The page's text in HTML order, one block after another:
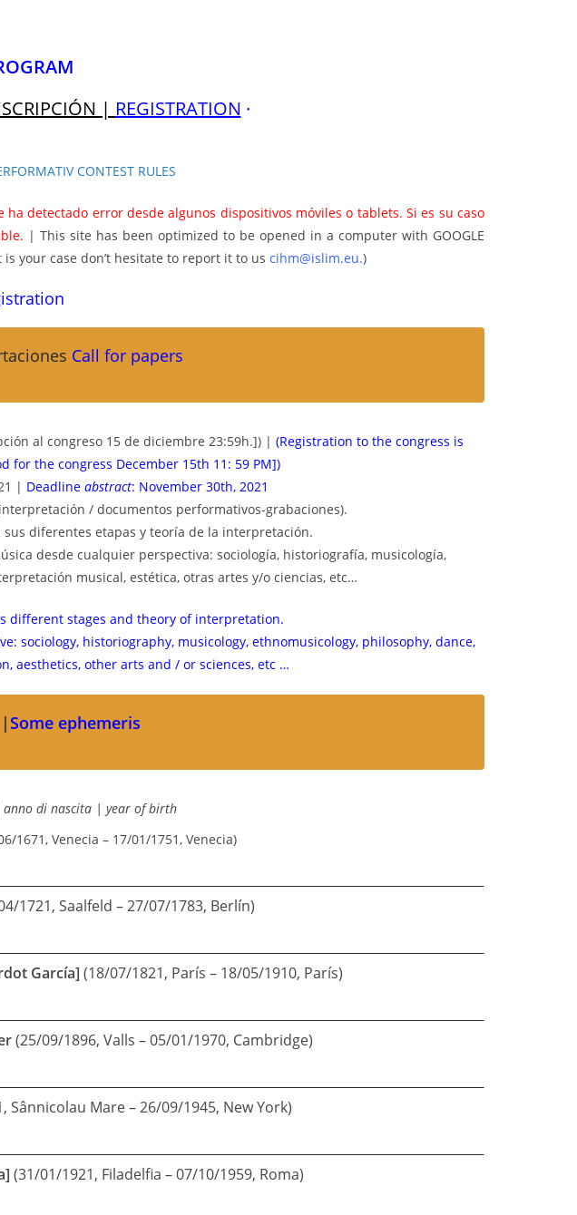
| REGISTRATION ·
CONTEST RULES
detectado error desde algunos dispositivos móviles o tablets. Si es su caso
| This site has been optimized to be opened in a computer with GOOGLE
your case don’t hesitate to report it to us cihm@islim.eu.)
Call for papers
al congreso 15 de diciembre 23:59h.]) | (Registration to the congress is
the congress December 15th 11: 59 PM])
| Deadline abstract: November 30th, 2021
/ documentos performativos-grabaciones).
diferentes etapas y teoría de la interpretación.
desde cualquier perspectiva: sociología, historiografía, musicología,
musical, estética, otras artes y/o ciencias, etc…
different stages and theory of interpretation.
sociology, historiography, musicology, ethnomusicology, philosophy, dance,
aesthetics, other arts and / or sciences, etc …
Some ephemeris
di nascita | year of birth
1671, Venecia – 17/01/1751, Venecia)
1721, Saalfeld – 27/07/1783, Berlín)
García] (18/07/1821, París – 18/05/1910, París)
(25/09/1896, Valls – 05/01/1970, Cambridge)
Sânnicolau Mare – 26/09/1945, New York)
(31/01/1921, Filadelfia – 07/10/1959, Roma)